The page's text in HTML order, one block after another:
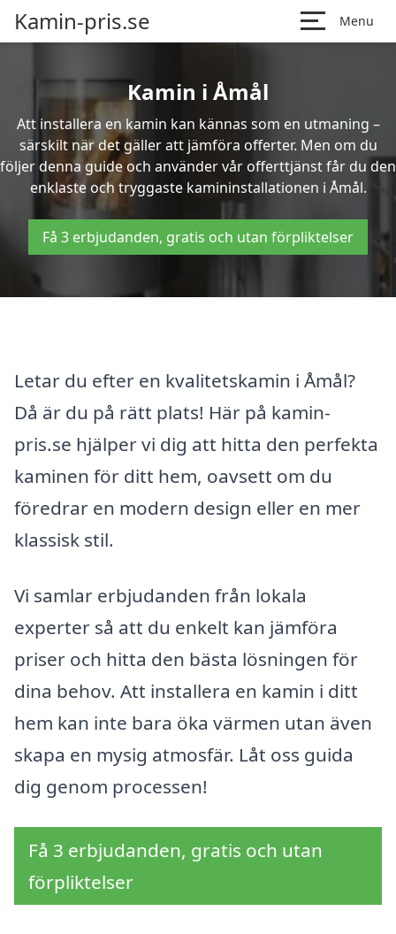
Kamin-pris.se Menu
Kamin i Åmål
Att installera en kamin kan kännas som en utmaning –
särskilt när det gäller att jämföra offerter. Men om du
följer denna guide och använder vår offerttjänst får du den
enklaste och tryggaste kamininstallationen i Åmål.
Få 3 erbjudanden, gratis och utan förpliktelser
Letar du efter en kvalitetskamin i Åmål?
Då är du på rätt plats! Här på kamin-
pris.se hjälper vi dig att hitta den perfekta
kaminen för ditt hem, oavsett om du
föredrar en modern design eller en mer
klassisk stil.
Vi samlar erbjudanden från lokala
experter så att du enkelt kan jämföra
priser och hitta den bästa lösningen för
dina behov. Att installera en kamin i ditt
hem kan inte bara öka värmen utan även
skapa en mysig atmosfär. Låt oss guida
dig genom processen!
Få 3 erbjudanden, gratis och utan
förpliktelser